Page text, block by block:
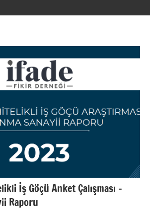
İş Göçü Anket Çalışması –
Raporu